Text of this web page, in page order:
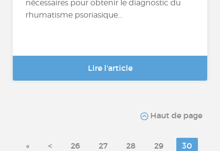
nécessaires pour obtenir le diagnostic du
rhumatisme psoriasique...
Lire l'article
Haut de page
« < 26 27 28 29
30